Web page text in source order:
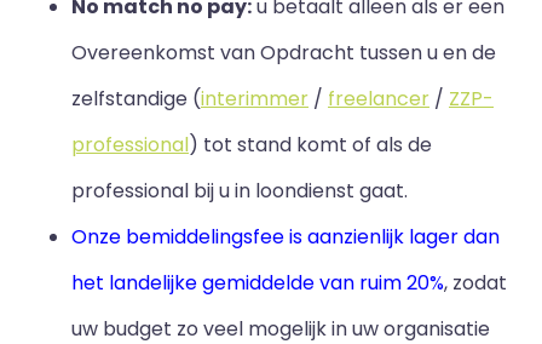
No match no pay:u betaalt alleen als er een
Overeenkomst van Opdracht tussen u en de
zelfstandige (interimmer / freelancer / ZZP-
professional) tot stand komt of als de
professional bij u in loondienst gaat.
Onze bemiddelingsfee is aanzienlijk lager dan
het landelijke gemiddelde van ruim 20%, zodat
uw budget zo veel mogelijk in uw organisatie